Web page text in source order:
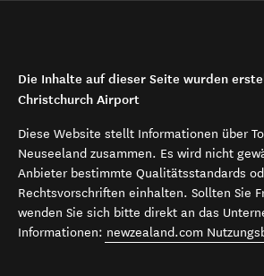
Die Inhalte auf dieser Seite wurden
Christchurch Airport
Diese Website stellt Informationen über
Neuseeland zusammen. Es wird nicht
Anbieter bestimmte Qualitätsstandards
Rechtsvorschriften einhalten. Sollten Sie
wenden Sie sich bitte direkt an das
Informationen: newzealand.com